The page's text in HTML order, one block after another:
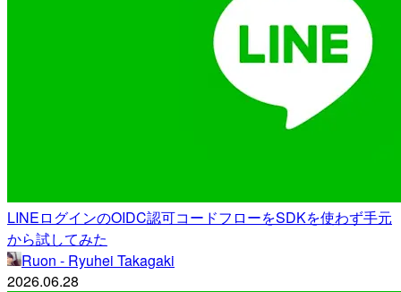
LINEログインのOIDC認可コードフローをSDKを使わず手元
から試してみた
Ruon - Ryuhei Takagaki
2026.06.28